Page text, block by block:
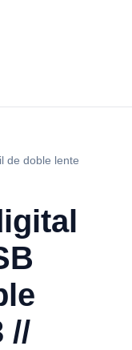
de doble lente
//